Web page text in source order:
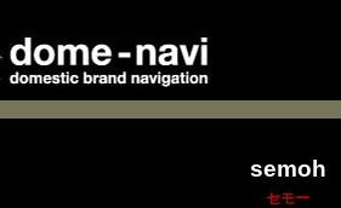
semoh
セモー